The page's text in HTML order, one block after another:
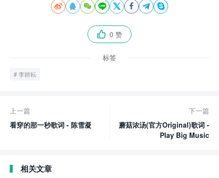
       
 0 赞
标签
李耕耘
上一篇
看穿的那一秒歌词 - 陈雪凝
下一篇
蘑菇浓汤(官方Original)歌词 -
Play Big Music
相关文章